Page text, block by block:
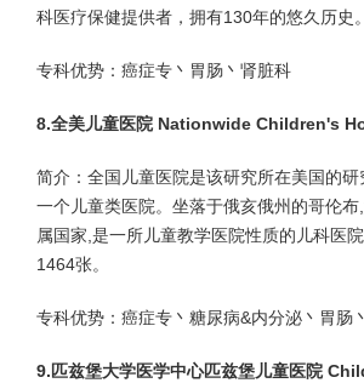
科医疗保健提供者，拥有130年的悠久历史。
专科优势：癌症专丶胃肠丶肾脏科
8.全美儿童医院 Nationwide Children's
简介：全国儿童医院是该研究所在美国的
一个儿童类医院。坐落于俄亥俄州的哥伦
属国家,是一所儿童教学医院性质的儿科医
1464张。
专科优势：癌症专丶糖尿病&内分泌丶胃肠
9.匹兹堡大学医学中心匹兹堡儿童医院